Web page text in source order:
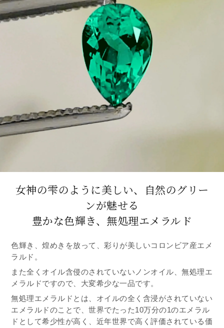
女神の雫のように美しい、自然のグリー
ンが魅せる
豊かな色輝き、無処理エメラルド
色輝き、煌めきを放って、彩りが美しいコロンビア産エメ
ラルド。
また全くオイル含侵のされていないノンオイル、無処理エ
メラルドですので、大変希少な一品です。
無処理エメラルドとは、オイルの全く含浸がされていない
エメラルドのことで、世界でたった10万分の1のエメラル
ドとして希少性が高く、近年世界で高く評価されている価